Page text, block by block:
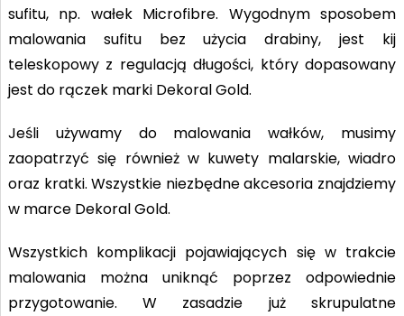
sufitu, np. wałek Microfibre. Wygodnym sposobem
malowania sufitu bez użycia drabiny, jest kij
teleskopowy z regulacją długości, który dopasowany
jest do rączek marki Dekoral Gold.
Jeśli używamy do malowania wałków, musimy
zaopatrzyć się również w kuwety malarskie, wiadro
oraz kratki. Wszystkie niezbędne akcesoria znajdziemy
w marce Dekoral Gold.
Wszystkich komplikacji pojawiających się w trakcie
malowania można uniknąć poprzez odpowiednie
przygotowanie. W zasadzie już skrupulatne